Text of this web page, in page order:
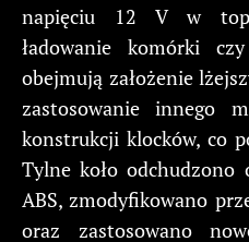
napięciu 12 V w
ładowanie komórki
obejmują założenie
zastosowanie innego
konstrukcji klocków, co
Tylne koło
ABS, zmodyfikowano
oraz zastosowano